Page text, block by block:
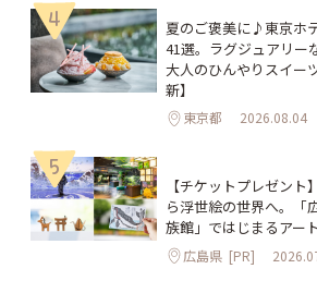
4
夏のご褒美に♪東京ホ
41選。ラグジュアリー
大人のひんやりスイー
新】
東京都 2026.08.04
5
【チケットプレゼント
ら浮世絵の世界へ。「
族館」ではじまるアー
広島県 [PR]